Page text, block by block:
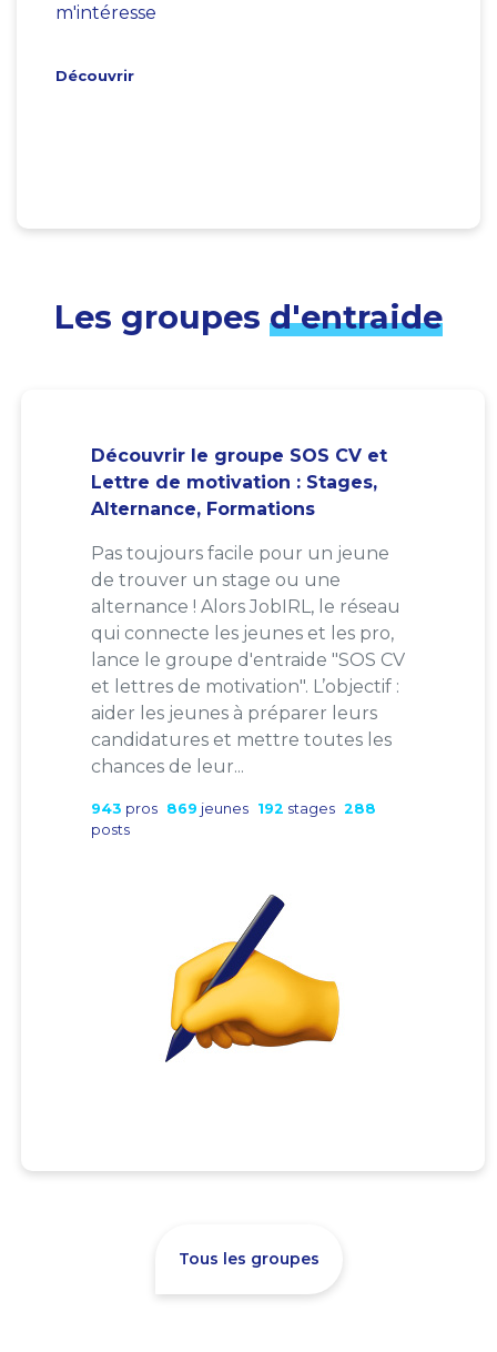
m'intéresse
Découvrir
Les groupes d'entraide
Découvrir le groupe SOS CV et
Lettre de motivation : Stages,
Alternance, Formations
Pas toujours facile pour un jeune
de trouver un stage ou une
alternance ! Alors JobIRL, le réseau
qui connecte les jeunes et les pro,
lance le groupe d'entraide "SOS CV
et lettres de motivation". L’objectif :
aider les jeunes à préparer leurs
candidatures et mettre toutes les
chances de leur...
943 pros 869 jeunes 192 stages 288
posts
Tous les groupes